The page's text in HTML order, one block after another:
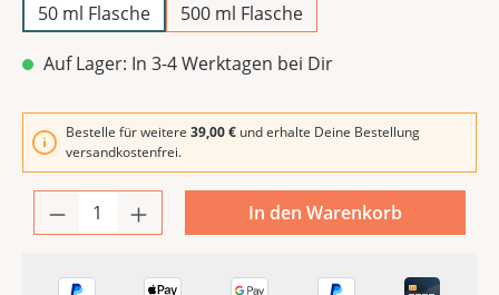
50 ml Flasche
500 ml Flasche
Auf Lager: In 3-4 Werktagen bei Dir
Bestelle für weitere 39,00 € und erhalte Deine Bestellung
versandkostenfrei.
In den Warenkorb